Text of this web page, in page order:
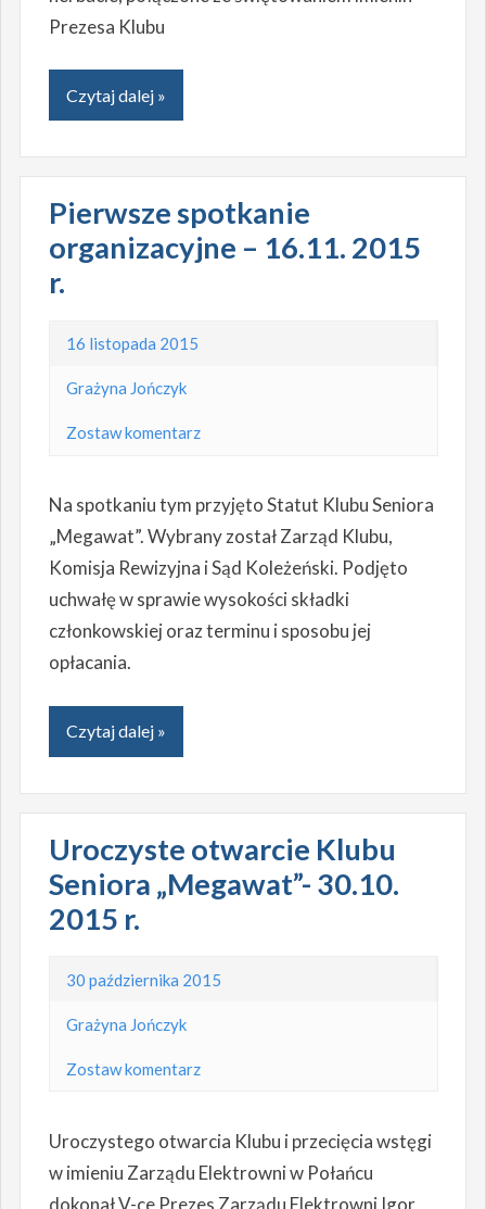
Prezesa Klubu
Czytaj dalej »
Pierwsze spotkanie
organizacyjne – 16.11. 2015
r.
16 listopada 2015
Grażyna Jończyk
Zostaw komentarz
Na spotkaniu tym przyjęto Statut Klubu Seniora
„Megawat”. Wybrany został Zarząd Klubu,
Komisja Rewizyjna i Sąd Koleżeński. Podjęto
uchwałę w sprawie wysokości składki
członkowskiej oraz terminu i sposobu jej
opłacania.
Czytaj dalej »
Uroczyste otwarcie Klubu
Seniora „Megawat”- 30.10.
2015 r.
30 października 2015
Grażyna Jończyk
Zostaw komentarz
Uroczystego otwarcia Klubu i przecięcia wstęgi
w imieniu Zarządu Elektrowni w Połańcu
dokonał V-ce Prezes Zarządu Elektrowni Igor